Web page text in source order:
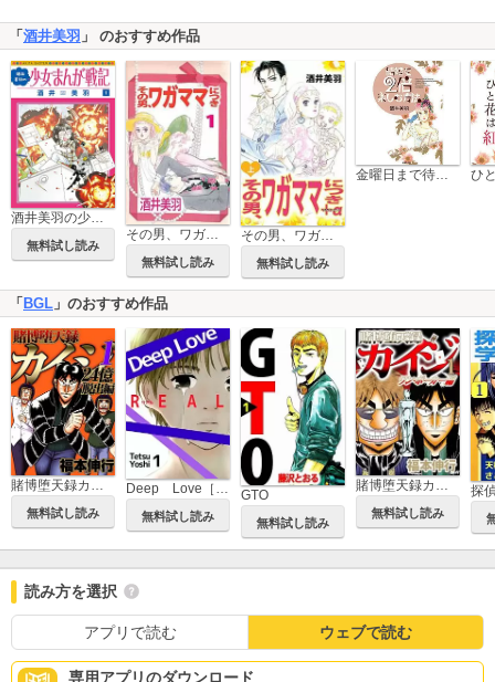
「酒井美羽 」 のおすすめ作品
酒井美羽の少女まんが戦記
無料試し読み
その男、ワガママにつき
無料試し読み
その男、ワガママにつき プラスアルファ
無料試し読み
金曜日まで待てない ひ
「 BGL 」のおすすめ作品
賭博堕天録カイジ 24億脱出編
無料試し読み
Deep Love［REAL]
無料試し読み
GTO
無料試し読み
賭博堕天録カイジ ワン・ポーカー編
無料試し読み
探
読み方を選択
アプリで読む ウェブで読む
専用アプリのダウンロード